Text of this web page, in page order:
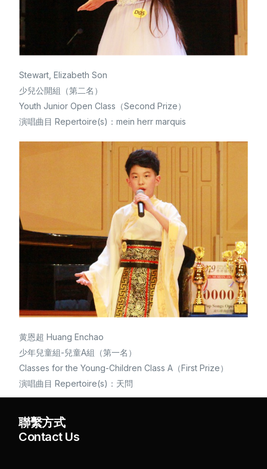
Stewart, Elizabeth Son
少兒公開組（第二名）
Youth Junior Open Class（Second Prize）
演唱曲目 Repertoire(s)：mein herr marquis
黄恩超 Huang Enchao
少年兒童組-兒童A組（第一名）
Classes for the Young-Children Class A（First Prize）
演唱曲目 Repertoire(s)：天問
聯繫方式
Contact Us